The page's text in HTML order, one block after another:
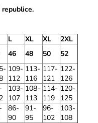
L XL XL
2XL
46 48 50
52
109-
112
113-
116
117-
121
122-
126
103-
107
108-
113
114-
119
120-
125
86-
90
91-
95
96-
102
103-
108